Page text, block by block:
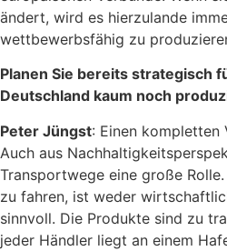
ändert, wird es hierzulande
wettbewerbsfähig zu
Planen Sie bereits strategisch
Deutschland kaum noch
Peter Jüngst: Einen kompletten
Auch aus
Transportwege eine große
zu fahren, ist weder
sinnvoll. Die Produkte sind zu
jeder Händler liegt an einem